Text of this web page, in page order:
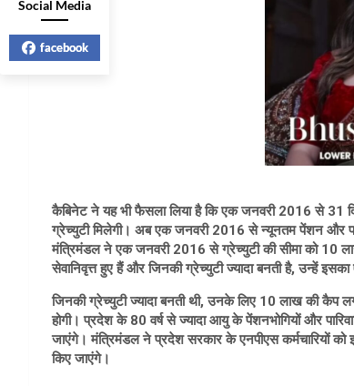
कैबिनेट ने यह भी फैसला लिया है कि एक जनवरी 2016 से 31
ग्रेच्युटी मिलेगी। अब एक जनवरी 2016 से न्यूनतम पेंशन और
मंत्रिमंडल ने एक जनवरी 2016 से ग्रेच्युटी की सीमा को 10
सेवानिवृत्त हुए हैं और जिनकी ग्रेच्युटी ज्यादा बनती है, उन्हें इसका
जिनकी ग्रेच्युटी ज्यादा बनती थी, उनके लिए 10 लाख की कैप
होगी। प्रदेश के 80 वर्ष से ज्यादा आयु के पेंशनभोगियों और
जाएंगे। मंत्रिमंडल ने प्रदेश सरकार के एनपीएस कर्मचारियों को
किए जाएंगे।
Social Media
facebook